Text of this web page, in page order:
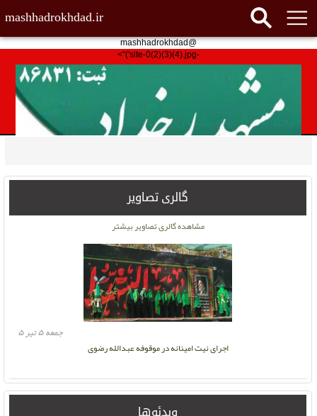
@mashhadrokhdad
mashhadrokhdad.ir
-site-0(2)(3)(4).jpg')">
گالری تصاویر
اجرای نیت امینانه در موقوفه عبدالله رضوی
جمعه ۵ تیر ۵
مشاهده گالری تصاویر بیشتر
ویدئوها